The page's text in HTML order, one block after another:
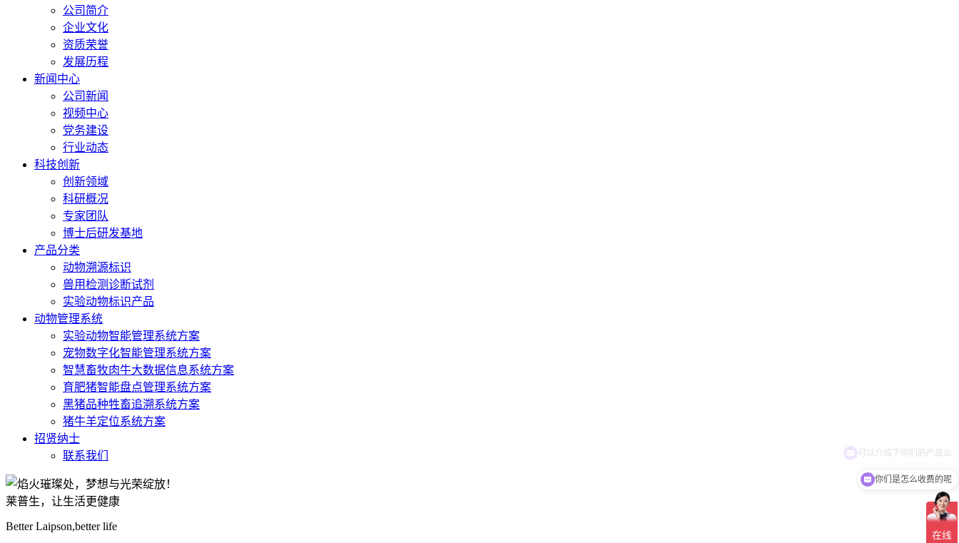
公司简介
企业文化
资质荣誉
发展历程
新闻中心
公司新闻
视频中心
党务建设
行业动态
科技创新
创新领域
科研概况
专家团队
博士后研发基地
产品分类
动物溯源标识
兽用检测诊断试剂
实验动物标识产品
动物管理系统
实验动物智能管理系统方案
宠物数字化智能管理系统方案
智慧畜牧肉牛大数据信息系统方案
育肥猪智能盘点管理系统方案
黑猪品种牲畜追溯系统方案
猪牛羊定位系统方案
招贤纳士
联系我们
莱普生，让生活更健康
Better Laipson,better life
你们是怎么收费的呢